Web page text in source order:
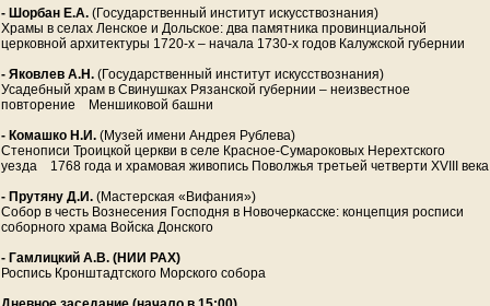
- Шорбан Е.А. (Государственный институт искусствознания)
Храмы в селах Ленское и Дольское: два памятника провинциальной
церковной архитектуры 1720-х – начала 1730-х годов Калужской губернии
- Яковлев А.Н. (Государственный институт искусствознания)
Усадебный храм в Свинушках Рязанской губернии – неизвестное
повторение Меншиковой башни
- Комашко Н.И. (Музей имени Андрея Рублева)
Стенописи Троицкой церкви в селе Красное-Сумароковых Нерехтского
уезда 1768 года и храмовая живопись Поволжья третьей четверти XVIII века
- Прутяну Д.И. (Мастерская «Вифания»)
Собор в честь Вознесения Господня в Новочеркасске: концепция росписи
соборного храма Войска Донского
- Гамлицкий А.В. (НИИ РАХ)
Роспись Кронштадтского Морского собора